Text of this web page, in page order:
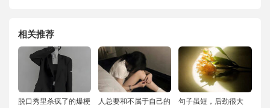
相关推荐
脱口秀里杀疯了的爆梗
人总要和不属于自己的
句子虽短，后劲很大